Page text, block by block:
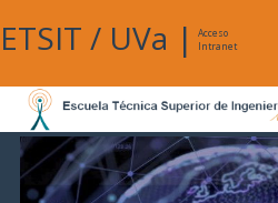
ETSIT / UVa |
Acceso
Intranet